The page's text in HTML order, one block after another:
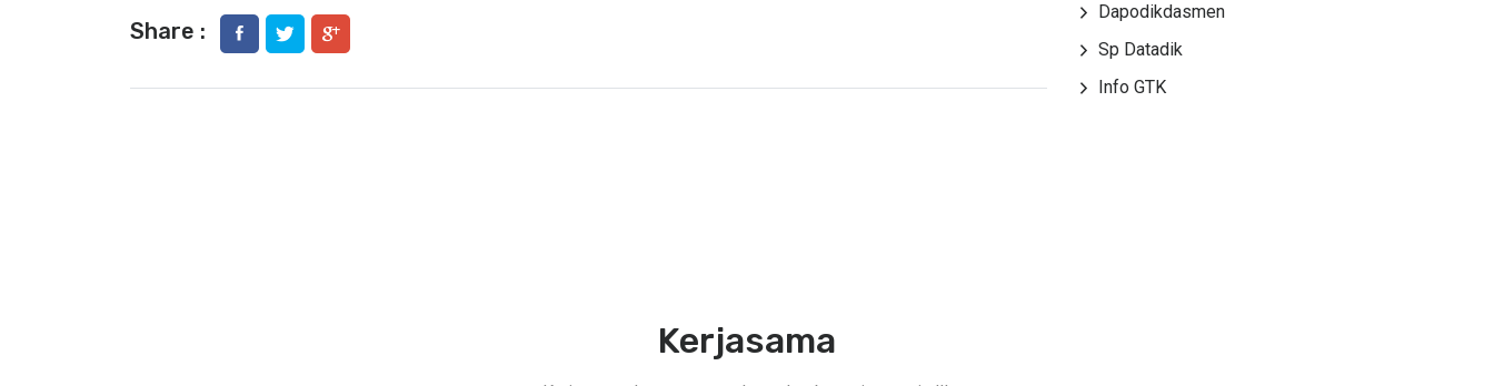
Share :
Dapodikdasmen
Sp Datadik
Info GTK
Kerjasama